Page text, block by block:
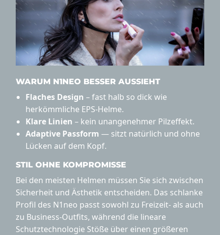
WARUM N1NEO BESSER AUSSIEHT
Flaches Design – fast halb so dick wie
herkömmliche EPS-Helme.
Klare Linien – kein unangenehmer Pilzeffekt.
Adaptive Passform — sitzt natürlich und ohne
Lücken auf dem Kopf.
STIL OHNE KOMPROMISSE
Bei den meisten Helmen müssen Sie sich zwischen
Sicherheit und Ästhetik entscheiden. Das schlanke
Profil des N1neo passt sowohl zu Freizeit- als auch
zu Business-Outfits, während die lineare
Schutztechnologie Stöße über einen größeren